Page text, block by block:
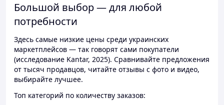
Большой выбор — для любой
потребности
Здесь самые низкие цены среди украинских
маркетплейсов — так говорят сами покупатели
(исследование Kantar, 2025). Сравнивайте предложения
от тысяч продавцов, читайте отзывы с фото и видео,
выбирайте лучшее.
Топ категорий по количеству заказов: